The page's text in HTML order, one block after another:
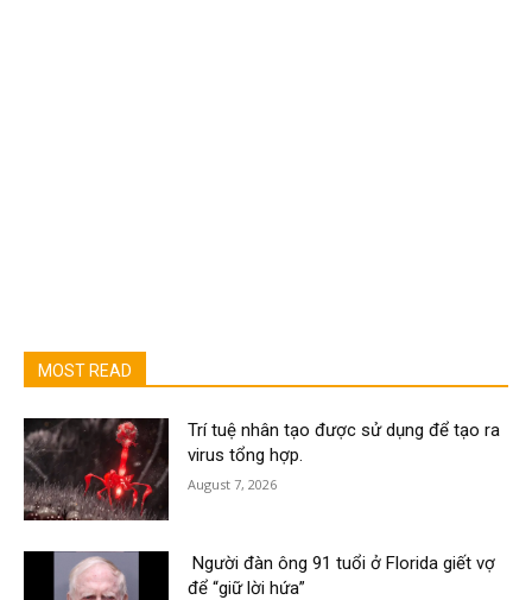
MOST READ
Trí tuệ nhân tạo được sử dụng để tạo ra
virus tổng hợp.
August 7, 2026
Người đàn ông 91 tuổi ở Florida giết vợ
để “giữ lời hứa”